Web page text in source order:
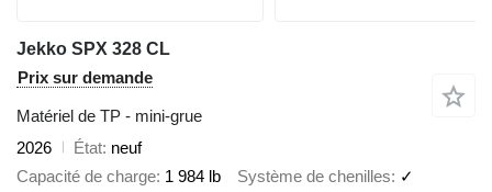
Jekko SPX 328 CL
Prix sur demande
Matériel de TP - mini-grue
2026
État neuf
Capacité de charge 1 984 lb Système de chenilles ✓